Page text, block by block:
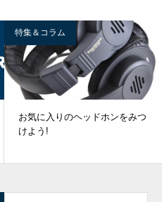
特集＆コラム
お気に入りのヘッドホンをみつ
けよう!